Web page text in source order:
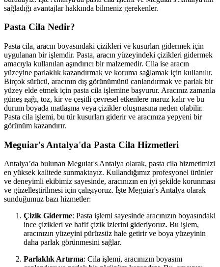
sağladığı avantajlar hakkında bilmeniz gerekenler.
Pasta Cila Nedir?
Pasta cila, aracın boyasındaki çizikleri ve kusurları gidermek için
uygulanan bir işlemdir. Pasta, aracın yüzeyindeki çizikleri gidermek
amacıyla kullanılan aşındırıcı bir malzemedir. Cila ise aracın
yüzeyine parlaklık kazandırmak ve koruma sağlamak için kullanılır.
Birçok sürücü, aracının dış görünümünü canlandırmak ve parlak bir
yüzey elde etmek için pasta cila işlemine başvurur. Aracınız zamanla
güneş ışığı, toz, kir ve çeşitli çevresel etkenlere maruz kalır ve bu
durum boyada matlaşma veya çizikler oluşmasına neden olabilir.
Pasta cila işlemi, bu tür kusurları giderir ve aracınıza yepyeni bir
görünüm kazandırır.
Meguiar's Antalya'da Pasta Cila Hizmetleri
Antalya’da bulunan Meguiar's Antalya olarak, pasta cila hizmetimizi
en yüksek kalitede sunmaktayız. Kullandığımız profesyonel ürünler
ve deneyimli ekibimiz sayesinde, aracınızın en iyi şekilde korunması
ve güzelleştirilmesi için çalışıyoruz. İşte Meguiar's Antalya olarak
sunduğumuz bazı hizmetler:
Çizik Giderme: Pasta işlemi sayesinde aracınızın boyasındaki
ince çizikleri ve hafif çizik izlerini gideriyoruz. Bu işlem,
aracınızın yüzeyini pürüzsüz hale getirir ve boya yüzeyinin
daha parlak görünmesini sağlar.
Parlaklık Artırma: Cila işlemi, aracınızın boyasını